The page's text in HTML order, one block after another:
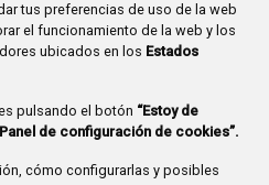
tus preferencias de uso de la web
el funcionamiento de la web y los
ubicados en los Estados
pulsando el botón “Estoy de
de configuración de cookies”.
cómo configurarlas y posibles
1- 09071BURGOS
CIF:P-0906100-C
Y SUGERENCIAS
MAPA WEB
AVISO LEGAL
BURGOS